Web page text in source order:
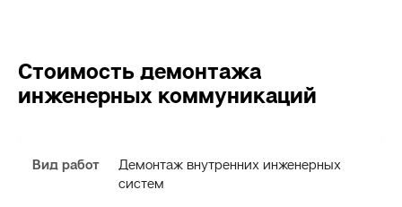
Стоимость демонтажа
инженерных коммуникаций
Демонтаж внутренних инженерных
систем